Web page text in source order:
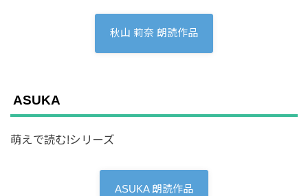
秋山 莉奈 朗読作品
ASUKA
萌えで読む!シリーズ
ASUKA 朗読作品